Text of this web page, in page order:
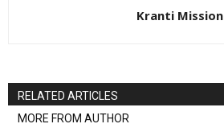
Kranti Mission
RELATED ARTICLES
MORE FROM AUTHOR